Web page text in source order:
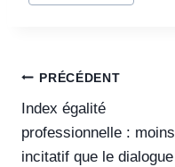
PRÉCÉDENT
Index égalité
professionnelle : moins
incitatif que le dialogue